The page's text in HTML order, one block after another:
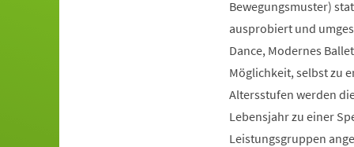
Bewegungsmuster)
ausprobiert und
Dance, Modernes
Möglichkeit, selbst zu
Altersstufen werden
Lebensjahr zu einer
Leistungsgruppen